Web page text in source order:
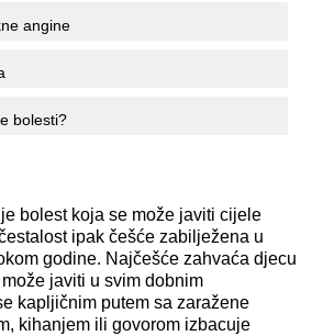
angine
bolesti?
bolest koja se može javiti cijele
ipak češće zabilježena u
godine. Najčešće zahvaća djecu
javiti u svim dobnim
kapljičnim putem sa zaražene
kihanjem ili govorom izbacuje